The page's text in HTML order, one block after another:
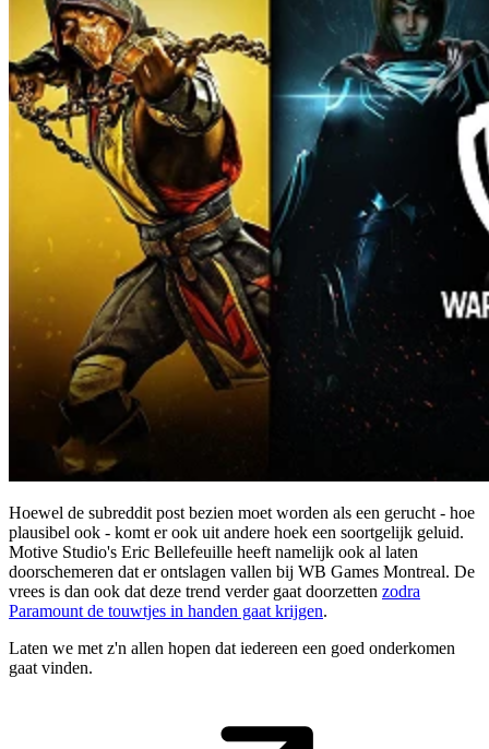
Hoewel de subreddit post bezien moet worden als een gerucht - hoe
plausibel ook - komt er ook uit andere hoek een soortgelijk geluid.
Motive Studio's Eric Bellefeuille heeft namelijk ook al laten
doorschemeren dat er ontslagen vallen bij WB Games Montreal. De
vrees is dan ook dat deze trend verder gaat doorzetten zodra
Paramount de touwtjes in handen gaat krijgen.
Laten we met z'n allen hopen dat iedereen een goed onderkomen
gaat vinden.